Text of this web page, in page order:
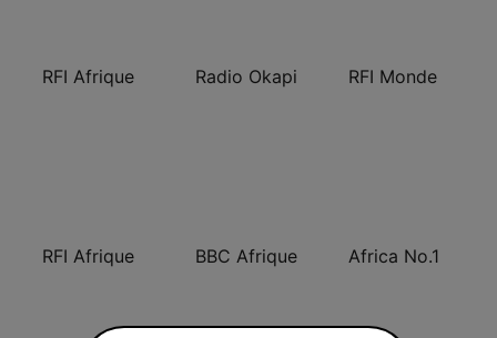
RFI Afrique Radio Okapi RFI Monde
RFI Afrique BBC Afrique Africa No.1